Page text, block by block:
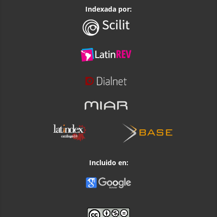
Indexada por:
Incluido en: